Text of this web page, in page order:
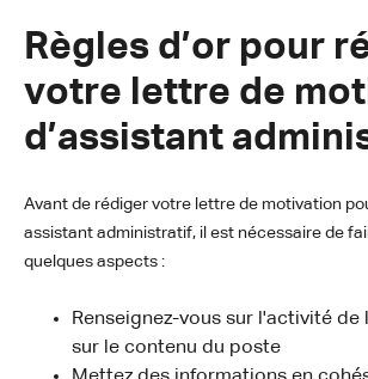
Règles d’or pour
votre lettre de
d’assistant
Avant de rédiger votre lettre de motivation
assistant administratif, il est nécessaire de
quelques aspects :
Renseignez-vous sur l'activité de
sur le contenu du poste